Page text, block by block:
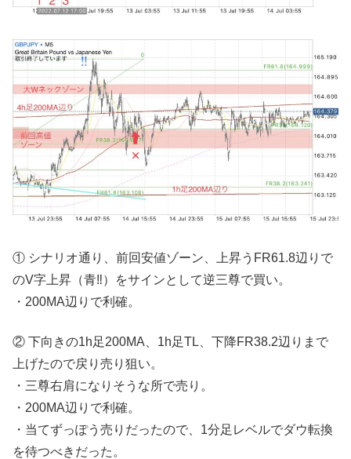
① シナリオ通り、前回安値ゾーン、上昇うFR61.8辺りで
のV字上昇（青‼︎）をサインとして逆三尊で買い。
・200MA辺りで利確。
② 下向きの1h足200MA、1h足TL、下降FR38.2辺りまで
上げたので戻り売り狙い。
・三尊右肩になりそうな所で売り。
・200MA辺りで利確。
・当てずっぽう売りだったので、1分足レベルでダウ転換
を待つべきだった。